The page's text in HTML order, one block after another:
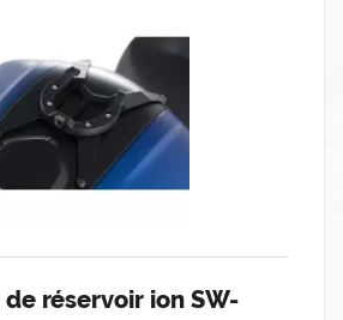
réservoir ion SW-